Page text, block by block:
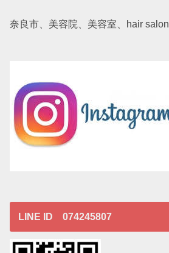
奈良市、美容院、美容室、hair salon
LINE ID 074245807